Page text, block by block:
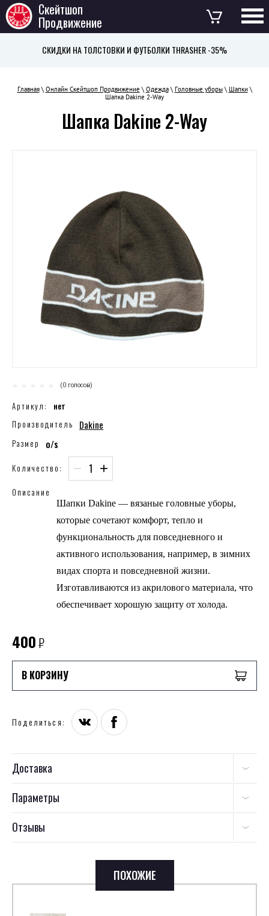
Скейтшоп
Продвижение
СКИДКИ НА ТОЛСТОВКИ И ФУТБОЛКИ THRASHER -35%
Главная\ Онлайн Скейтшоп Продвижение \ Одежда\ Головные уборы\ Шапки\
Шапка Dakine 2-Way
Шапка Dakine 2-Way
(0 голосов)
Артикул:
нет
Производитель
Dakine
Размер o/s
Количество: − +
Описание
Шапки Dakine — вязаные головные уборы,
которые сочетают комфорт, тепло и
функциональность для повседневного и
активного использования, например, в зимних
видах спорта и повседневной жизни.
Изготавливаются из акрилового материала, что
обеспечивает хорошую защиту от холода.
400₽
В КОРЗИНУ
Поделиться:
Доставка
Параметры
Отзывы
ПОХОЖИЕ